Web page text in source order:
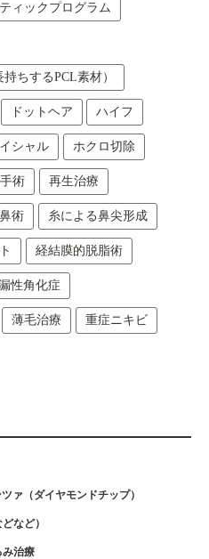
ィックプログラム
ちするPCL素材）
ドットヘア ハイフ
シャル ホクロ切除
術 再生治療
術 糸による鼻尖形成
経結膜的脱脂術
性角化症
薄毛治療 重症ニキビ
ァ（ダイヤモンドチップ）
など）
み治療